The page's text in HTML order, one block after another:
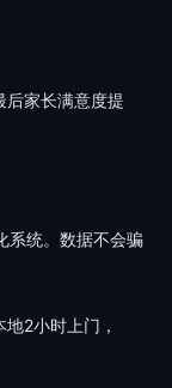
后家长满意度提
系统。数据不会骗
2小时上门，